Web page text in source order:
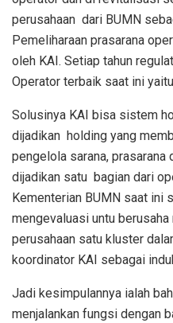
perusahaan dari BUMN
Pemeliharaan prasarana
oleh KAI. Setiap tahun
Operator terbaik saat ini yaitu
Solusinya KAI bisa sistem
dijadikan holding yang
pengelola sarana, prasarana
dijadikan satu bagian dari
Kementerian BUMN saat ini
mengevaluasi untu
perusahaan satu kluster
koordinator KAI sebagai
Jadi kesimpulannya ialah
menjalankan fungsi dengan